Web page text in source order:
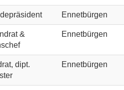
Ennetbürgen
&
Ennetbürgen
dipt.
Ennetbürgen